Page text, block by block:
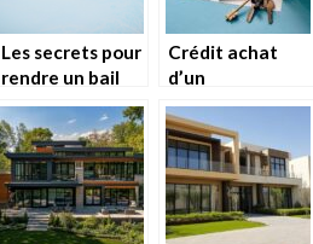
Les secrets pour
rendre un bail
caduque
Crédit achat
d’un
appartement :
pourquoi
recourir aux
conseils d’une
agence
immobilière ?